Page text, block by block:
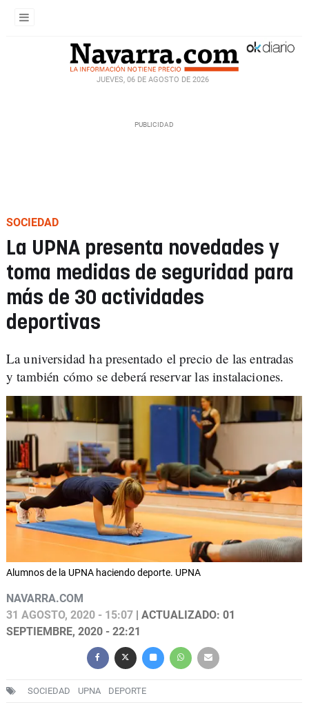
JUEVES, 06 DE AGOSTO DE 2026
SOCIEDAD
La UPNA presenta novedades y
toma medidas de seguridad para
más de 30 actividades
deportivas
La universidad ha presentado el precio de las entradas
y también cómo se deberá reservar las instalaciones.
Alumnos de la UPNA haciendo deporte. UPNA
NAVARRA.COM
31 AGOSTO, 2020 - 15:07 | ACTUALIZADO: 01
SEPTIEMBRE, 2020 - 22:21
SOCIEDAD UPNA DEPORTE